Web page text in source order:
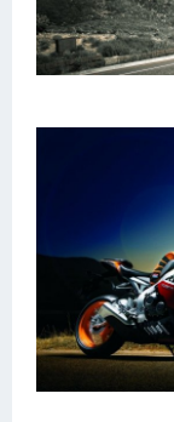
Эмблемы